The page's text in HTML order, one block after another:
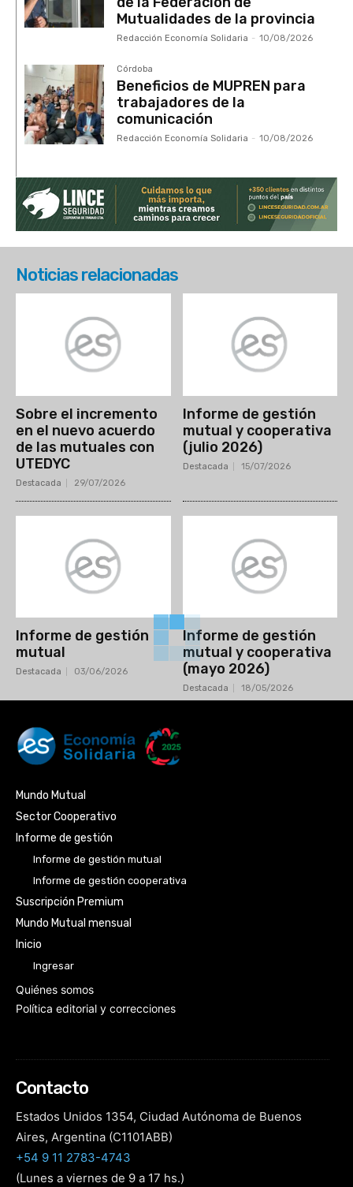
Mutualidades de la provincia
Redacción Economía Solidaria - 10/08/2026
Córdoba
Beneficios de MUPREN para
trabajadores de la
comunicación
Redacción Economía Solidaria - 10/08/2026
Noticias relacionadas
Sobre el incremento
en el nuevo acuerdo
de las mutuales con
UTEDYC
Destacada 29/07/2026
Informe de gestión
mutual y cooperativa
(julio 2026)
Destacada 15/07/2026
Informe de gestión
mutual
Destacada 03/06/2026
Informe de gestión
mutual y cooperativa
(mayo 2026)
Destacada 18/05/2026
Mundo Mutual
Sector Cooperativo
Informe de gestión
Informe de gestión mutual
Informe de gestión cooperativa
Suscripción Premium
Mundo Mutual mensual
Inicio
Ingresar
Quiénes somos
Política editorial y correcciones
Contacto
Estados Unidos 1354, Ciudad Autónoma de Buenos
Aires, Argentina (C1101ABB)
+54 9 11 2783-4743
(Lunes a viernes de 9 a 17 hs.)